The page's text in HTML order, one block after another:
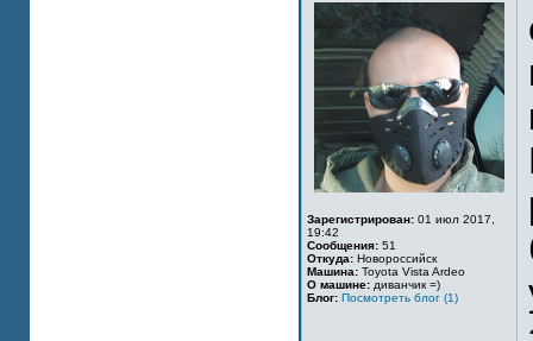
Зарегистрирован: 01 июл 2017,
19:42
Сообщения: 51
Откуда: Новороссийск
Машина: Toyota Vista Ardeo
О машине: диванчик =)
Блог: Посмотреть блог (1)